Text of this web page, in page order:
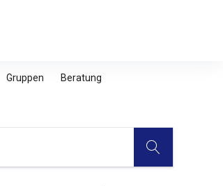
Gruppen Beratung